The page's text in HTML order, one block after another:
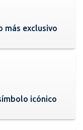
más exclusivo
icónico